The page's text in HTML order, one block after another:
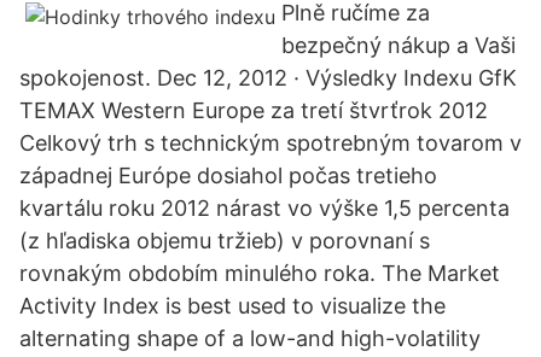
Plně ručíme za
bezpečný nákup a Vaši
spokojenost. Dec 12, 2012 · Výsledky Indexu GfK
TEMAX Western Europe za tretí štvrťrok 2012
Celkový trh s technickým spotrebným tovarom v
západnej Európe dosiahol počas tretieho
kvartálu roku 2012 nárast vo výške 1,5 percenta
(z hľadiska objemu tržieb) v porovnaní s
rovnakým obdobím minulého roka. The Market
Activity Index is best used to visualize the
alternating shape of a low-and high-volatility